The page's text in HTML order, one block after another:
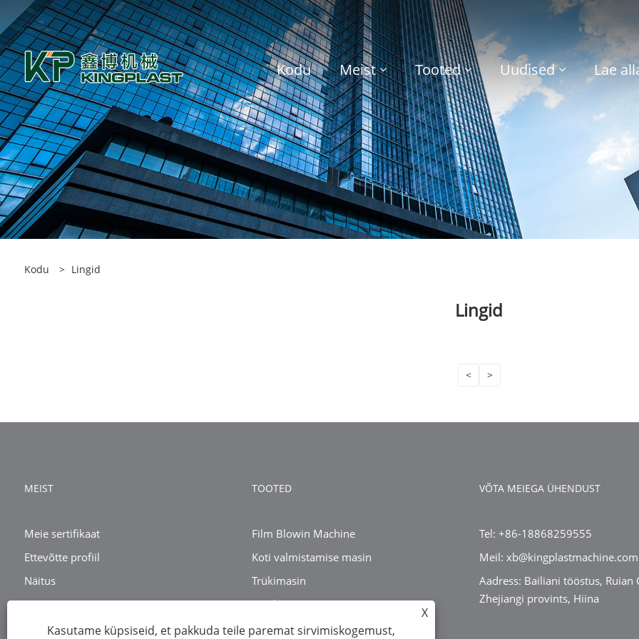
Kodu Meist Tooted Uudised Lae
Kodu > Lingid
Lingid
< >
MEIST
Meie sertifikaat
Ettevõtte profiil
Näitus
TOOTED
Film Blowin Machine
Koti valmistamise masin
Trükimasin
Taaskasutusmasin
VÕTA MEIEGA ÜHENDUST
Tel: +86-18868259555
Meil: xb@kingplastmachine.com
Aadress: Bailiani tööstus, Ruian
Zhejiangi provints, Hiina
X
Kasutame küpsiseid, et pakkuda teile paremat sirvimiskogemust,